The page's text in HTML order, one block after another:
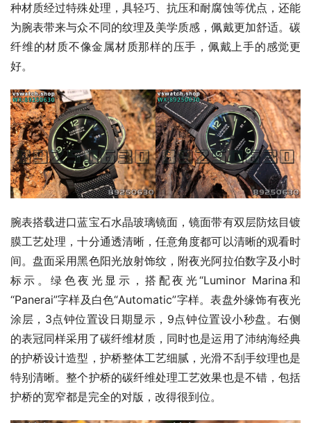
种材质经过特殊处理，具轻巧、抗压和耐腐蚀等优点，还能
为腕表带来与众不同的纹理及美学质感，佩戴更加舒适。碳
纤维的材质不像金属材质那样的压手，佩戴上手的感觉更
好。
腕表搭载进口蓝宝石水晶玻璃镜面，镜面带有双层防炫目镀
膜工艺处理，十分通透清晰，任意角度都可以清晰的观看时
间。盘面采用黑色阳光放射饰纹，附夜光阿拉伯数字及小时
标示。绿色夜光显示，搭配夜光“Luminor Marina和
“Panerai”字样及白色“Automatic”字样。表盘外缘饰有夜光
涂层，3点钟位置设日期显示，9点钟位置设小秒盘。右侧
的表冠同样采用了碳纤维材质，同时也是运用了沛纳海经典
的护桥设计造型，护桥整体工艺细腻，光滑不刮手纹理也是
特别清晰。整个护桥的碳纤维处理工艺效果也是不错，包括
护桥的宽窄都是完全的对版，改得很到位。